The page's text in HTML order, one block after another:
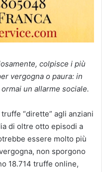
colpisce i più
vergogna o paura: in
un allarme sociale.
“dirette” agli anziani
di oltre otto episodi a
essere molto più
non sporgono
18.714 truffe online,